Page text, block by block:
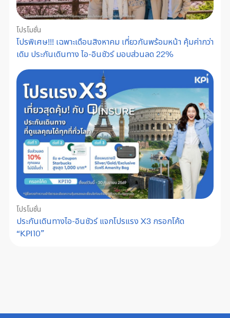
โปรโมชั่น
โปรพิเศษ!!! เฉพาะเดือนสิงหาคม เที่ยวกันพร้อมหน้า คุ้มค่ากว่า
เดิม ประกันเดินทาง ไอ-อินชัวร์ มอบส่วนลด 22%
โปรโมชั่น
ประกันเดินทางไอ-อินชัวร์ แจกโปรแรง X3 กรอกโค้ด
“KPI10”